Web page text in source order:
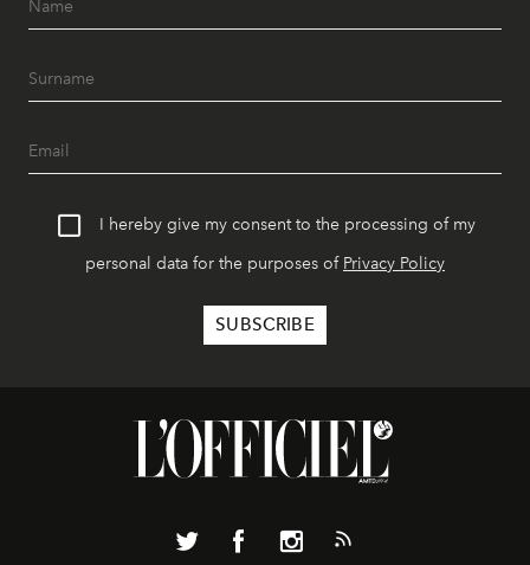
I hereby give my consent to the processing of my
personal data for the purposes of Privacy Policy